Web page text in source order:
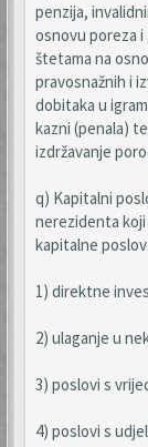
penzija,
osnovu poreza
štetama na
pravosnažnih i
dobitaka u
kazni (penala)
izdržavanje
q) Kapitalni
nerezidenta
kapitalne
1) direktne
2) ulaganje u
3) poslovi s
4) poslovi s